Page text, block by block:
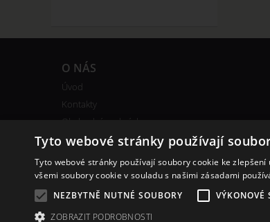
O NÁS
Úvod
Kontakty
Obchodní podmínky
Bonusový program
Tyto webové stránky používají
Tyto webové stránky používají soubory cookie ke
všemi soubory cookie v souladu s našimi zásadami
NEZBYTNĚ NUTNÉ SOUBORY
VÝKONOVÉ
ZOBRAZIT PODROBNOSTI